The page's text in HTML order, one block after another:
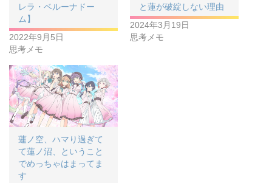
レラ・ベルーナドー
ム】
2022年9月5日
思考メモ
と蓮が破綻しない理由
2024年3月19日
思考メモ
蓮ノ空、ハマり過ぎて
て蓮ノ沼、ということ
でめっちゃはまってま
す